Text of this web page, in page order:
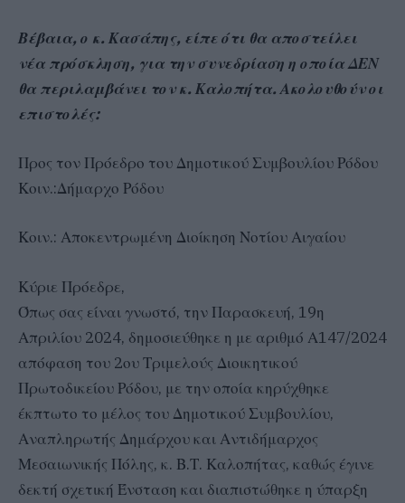
Βέβαια, ο κ. Κασάπης, είπε ότι θα αποστείλει
νέα πρόσκληση, για την συνεδρίαση η οποία ΔΕΝ
θα περιλαμβάνει τον κ. Καλοπήτα. Ακολουθούν οι
επιστολές:
Προς τον Πρόεδρο του Δημοτικού Συμβουλίου Ρόδου
Κοιν.:Δήμαρχο Ρόδου
Κοιν.: Αποκεντρωμένη Διοίκηση Νοτίου Αιγαίου
Κύριε Πρόεδρε,
Όπως σας είναι γνωστό, την Παρασκευή, 19η
Απριλίου 2024, δημοσιεύθηκε η με αριθμό Α147/2024
απόφαση του 2ου Τριμελούς Διοικητικού
Πρωτοδικείου Ρόδου, με την οποία κηρύχθηκε
έκπτωτο το μέλος του Δημοτικού Συμβουλίου,
Αναπληρωτής Δημάρχου και Αντιδήμαρχος
Μεσαιωνικής Πόλης, κ. Β.Τ. Καλοπήτας, καθώς έγινε
δεκτή σχετική Ένσταση και διαπιστώθηκε η ύπαρξη